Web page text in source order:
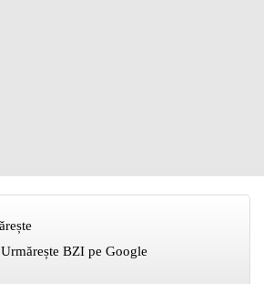
Urmărește BZI pe Google